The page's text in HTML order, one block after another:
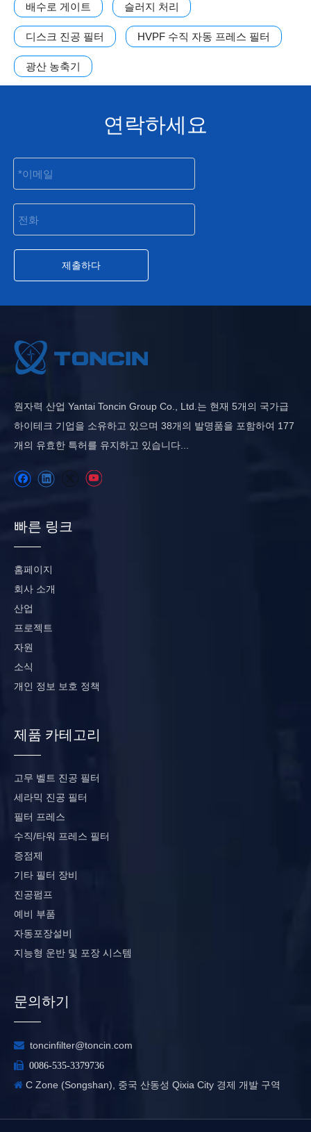
배수로 게이트 슬러지 처리
디스크 진공 필터 HVPF 수직 자동 프레스 필터
광산 농축기
연락하세요
제출하다
원자력 산업 Yantai Toncin Group Co., Ltd.는 현재 5개의 국가급
하이테크 기업을 소유하고 있으며 38개의 발명품을 포함하여 177
개의 유효한 특허를 유지하고 있습니다...
빠른 링크
홈페이지
회사 소개
산업
프로젝트
자원
소식
개인 정보 보호 정책
제품 카테고리
고무 벨트 진공 필터
세라믹 진공 필터
필터 프레스
수직/타워 프레스 필터
증점제
기타 필터 장비
진공펌프
예비 부품
자동포장설비
지능형 운반 및 포장 시스템
문의하기
 toncinfilter@toncin.com
 0086-535-3379736
 C Zone (Songshan), 중국 산동성 Qixia City 경제 개발 구역